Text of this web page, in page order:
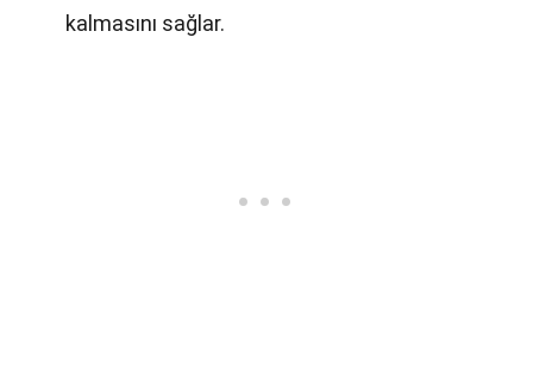
kalmasını sağlar.